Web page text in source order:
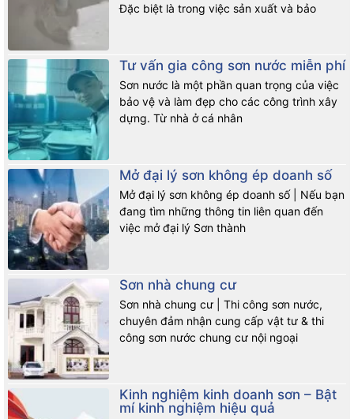
Đặc biệt là trong việc sản xuất và bảo
Tư vấn gia công sơn nước miễn phí
Sơn nước là một phần quan trọng của việc
bảo vệ và làm đẹp cho các công trình xây
dựng. Từ nhà ở cá nhân
Mở đại lý sơn không ép doanh số
Mở đại lý sơn không ép doanh số | Nếu bạn
đang tìm những thông tin liên quan đến
việc mở đại lý Sơn thành
Sơn nhà chung cư
Sơn nhà chung cư | Thi công sơn nước,
chuyên đảm nhận cung cấp vật tư & thi
công sơn nước chung cư nội ngoại
Kinh nghiệm kinh doanh sơn – Bật
mí kinh nghiệm hiệu quả